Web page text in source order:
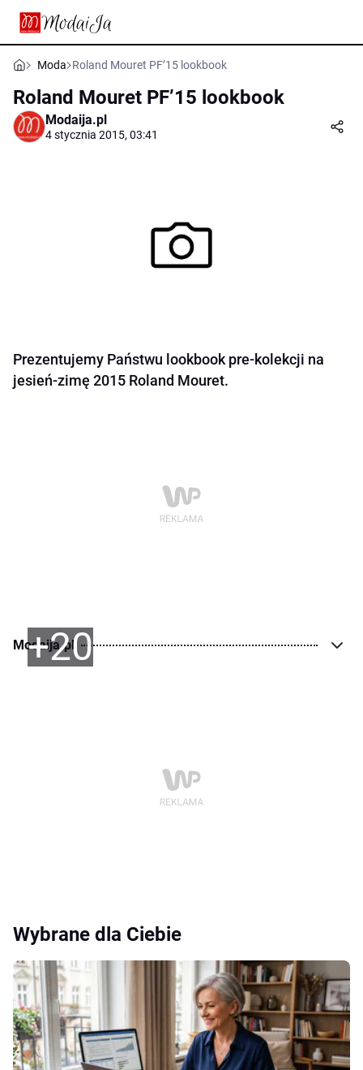
Moda Roland Mouret PF’15 lookbook
Roland Mouret PF’15 lookbook
Modaija.pl
4 stycznia 2015, 03:41
Prezentujemy Państwu lookbook pre-kolekcji na
jesień-zimę 2015 Roland Mouret.
+20
Modaija.pl
Wybrane dla Ciebie